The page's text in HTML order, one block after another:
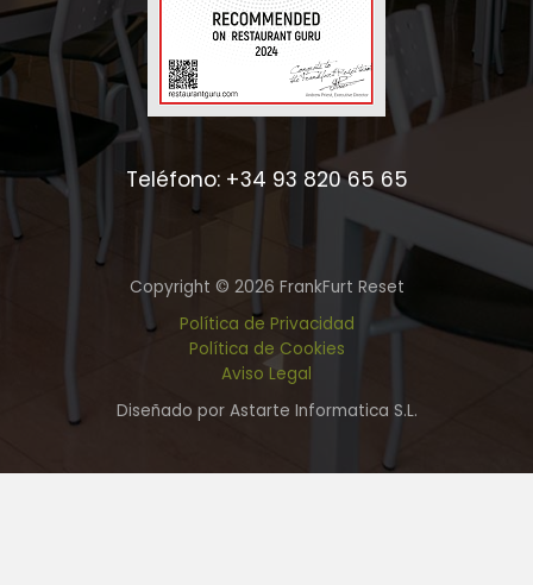
Teléfono: +34 93 820 65 65
Copyright © 2026 FrankFurt Reset
Política de Privacidad
Política de Cookies
Aviso Legal
Diseñado por Astarte Informatica S.L.